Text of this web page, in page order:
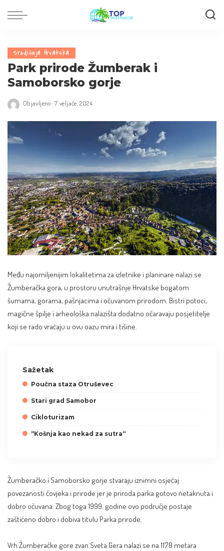
Središnja Hrvatska
Park prirode Žumberak i
Samoborsko gorje
Objavljeno: 7 veljače, 2024
Među najomiljenijim lokalitetima za izletnike i planinare nalazi se
Žumberačka gora, u prostoru unutrašnje Hrvatske bogatom
šumama, gorama, pašnjacima i očuvanom prirodom. Bistri potoci,
magične špilje i arheološka nalazišta dodatno očaravaju posjetitelje
koji se rado vraćaju u ovu oazu mira i tišine.
Sažetak
Poučna staza Otruševec
Stari grad Samobor
Cikloturizam
“Košnja kao nekad za sutra“
Žumberačko i Samoborsko gorje stvaraju iznimni osjećaj
povezanosti čovjeka i prirode jer je priroda parka gotovo netaknuta i
dobro očuvana. Zbog toga 1999. godine ovo područje postaje
zaštićeno dobro i dobiva titulu Parka prirode.
Vrh Žumberačke gore zvan Sveta Gera nalazi se na 1178 metara